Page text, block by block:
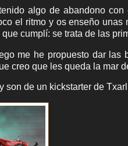
algo de abandono
el ritmo y os enseño unas
cumplí: se trata de las
me he propuesto dar las
creo que les queda la mar
son de un kickstarter de